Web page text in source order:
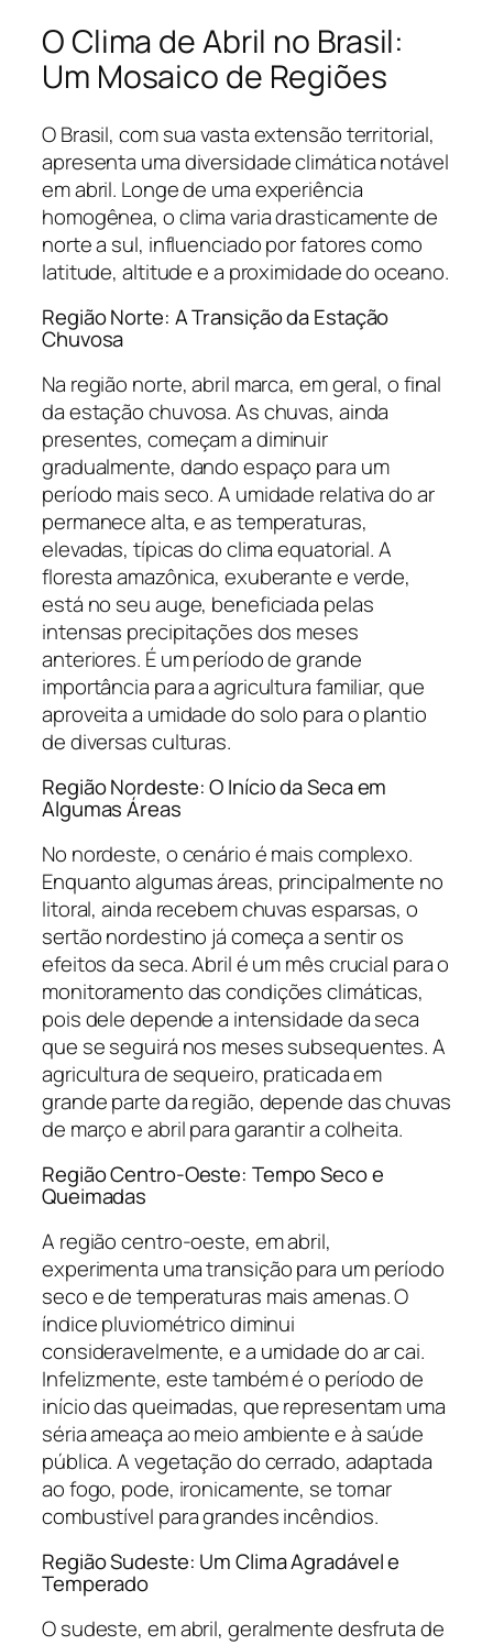
O Clima de Abril no Brasil:
Um Mosaico de Regiões
O Brasil, com sua vasta extensão territorial,
apresenta uma diversidade climática notável
em abril. Longe de uma experiência
homogênea, o clima varia drasticamente de
norte a sul, influenciado por fatores como
latitude, altitude e a proximidade do oceano.
Região Norte: A Transição da Estação
Chuvosa
Na região norte, abril marca, em geral, o final
da estação chuvosa. As chuvas, ainda
presentes, começam a diminuir
gradualmente, dando espaço para um
período mais seco. A umidade relativa do ar
permanece alta, e as temperaturas,
elevadas, típicas do clima equatorial. A
floresta amazônica, exuberante e verde,
está no seu auge, beneficiada pelas
intensas precipitações dos meses
anteriores. É um período de grande
importância para a agricultura familiar, que
aproveita a umidade do solo para o plantio
de diversas culturas.
Região Nordeste: O Início da Seca em
Algumas Áreas
No nordeste, o cenário é mais complexo.
Enquanto algumas áreas, principalmente no
litoral, ainda recebem chuvas esparsas, o
sertão nordestino já começa a sentir os
efeitos da seca. Abril é um mês crucial para o
monitoramento das condições climáticas,
pois dele depende a intensidade da seca
que se seguirá nos meses subsequentes. A
agricultura de sequeiro, praticada em
grande parte da região, depende das chuvas
de março e abril para garantir a colheita.
Região Centro-Oeste: Tempo Seco e
Queimadas
A região centro-oeste, em abril,
experimenta uma transição para um período
seco e de temperaturas mais amenas. O
índice pluviométrico diminui
consideravelmente, e a umidade do ar cai.
Infelizmente, este também é o período de
início das queimadas, que representam uma
séria ameaça ao meio ambiente e à saúde
pública. A vegetação do cerrado, adaptada
ao fogo, pode, ironicamente, se tornar
combustível para grandes incêndios.
Região Sudeste: Um Clima Agradável e
Temperado
O sudeste, em abril, geralmente desfruta de